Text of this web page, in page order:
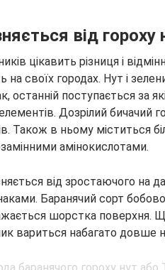
від гороху
цікавить різниця і
своїх городах. Нут і
останній поступається за
Дозрілий бичачий
Також в ньому міститься
амінокислотами.
від зростаючого на
Баранячий сорт
шорстка поверхня.
вариться набагато довше